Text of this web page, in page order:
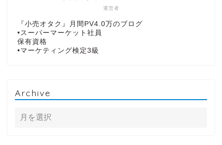
運営者
『小売オタク』月間PV4.0万のブログ
•スーパーマーケット社員
保有資格
•マーケティング検定3級
Archive